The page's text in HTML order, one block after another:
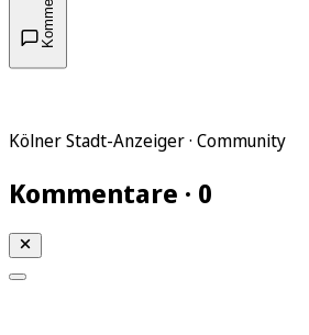
Kölner Stadt-Anzeiger · Community
Kommentare · 0